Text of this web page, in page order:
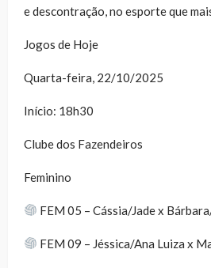
e descontração, no esporte que
Jogos de Hoje
Quarta-feira, 22/10/2025
Início: 18h30
Clube dos Fazendeiros
Feminino
FEM 05 – Cássia/Jade x
FEM 09 – Jéssica/Ana Luiza x